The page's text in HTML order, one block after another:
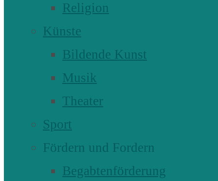
Religion
Künste
Bildende Kunst
Musik
Theater
Sport
Fördern und Fordern
Begabtenförderung